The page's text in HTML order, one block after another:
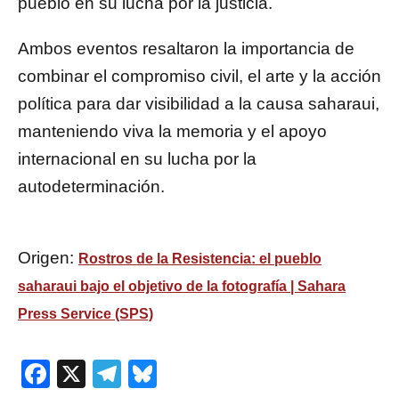
Ambos eventos resaltaron la importancia de
combinar el compromiso civil, el arte y la acción
política para dar visibilidad a la causa saharaui,
manteniendo viva la memoria y el apoyo
internacional en su lucha por la
autodeterminación.
Origen: Rostros de la Resistencia: el pueblo
saharaui bajo el objetivo de la fotografía | Sahara
Press Service (SPS)
Facebook
X Telegram